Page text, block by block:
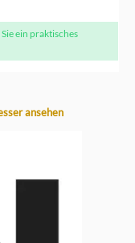
ein praktisches
ansehen